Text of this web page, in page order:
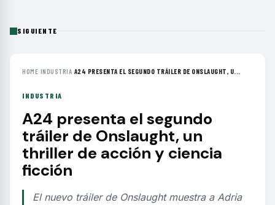
SIGUIENTE
HOME›INDUSTRIA›A24 PRESENTA EL SEGUNDO TRÁILER DE ONSLAUGHT, U...
INDUSTRIA
A24 presenta el segundo
tráiler de Onslaught, un
thriller de acción y ciencia
ficción
El nuevo tráiler de Onslaught muestra a Adria